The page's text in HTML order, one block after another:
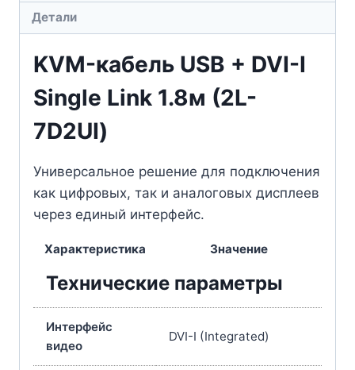
Детали
KVM-кабель USB + DVI-I
Single Link 1.8м (2L-
7D2UI)
Универсальное решение для подключения
как цифровых, так и аналоговых дисплеев
через единый интерфейс.
Характеристика Значение
Технические параметры
Интерфейс
видео
DVI-I (Integrated)